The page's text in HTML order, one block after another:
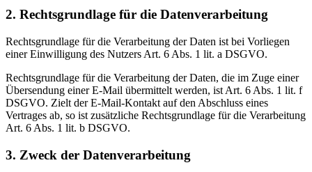
2. Rechtsgrundlage für die Datenverarbeitung
Rechtsgrundlage für die Verarbeitung der Daten ist bei Vorliegen
einer Einwilligung des Nutzers Art. 6 Abs. 1 lit. a DSGVO.
Rechtsgrundlage für die Verarbeitung der Daten, die im Zuge einer
Übersendung einer E-Mail übermittelt werden, ist Art. 6 Abs. 1 lit. f
DSGVO. Zielt der E-Mail-Kontakt auf den Abschluss eines
Vertrages ab, so ist zusätzliche Rechtsgrundlage für die Verarbeitung
Art. 6 Abs. 1 lit. b DSGVO.
3. Zweck der Datenverarbeitung